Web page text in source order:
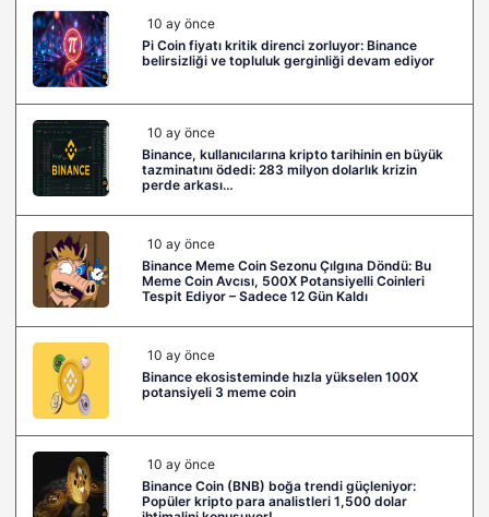
10 ay önce
Pi Coin fiyatı kritik direnci zorluyor: Binance
belirsizliği ve topluluk gerginliği devam ediyor
10 ay önce
Binance, kullanıcılarına kripto tarihinin en büyük
tazminatını ödedi: 283 milyon dolarlık krizin
perde arkası…
10 ay önce
Binance Meme Coin Sezonu Çılgına Döndü: Bu
Meme Coin Avcısı, 500X Potansiyelli Coinleri
Tespit Ediyor – Sadece 12 Gün Kaldı
10 ay önce
Binance ekosisteminde hızla yükselen 100X
potansiyeli 3 meme coin
10 ay önce
Binance Coin (BNB) boğa trendi güçleniyor:
Popüler kripto para analistleri 1,500 dolar